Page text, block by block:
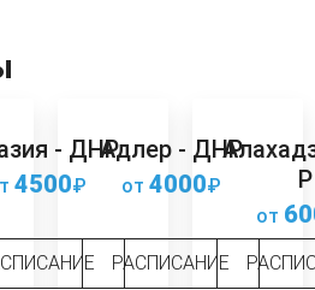
- ДНР
4500₽
Адлер - ДНР
от 4000₽
РАСПИСАНИЕ
Р
от